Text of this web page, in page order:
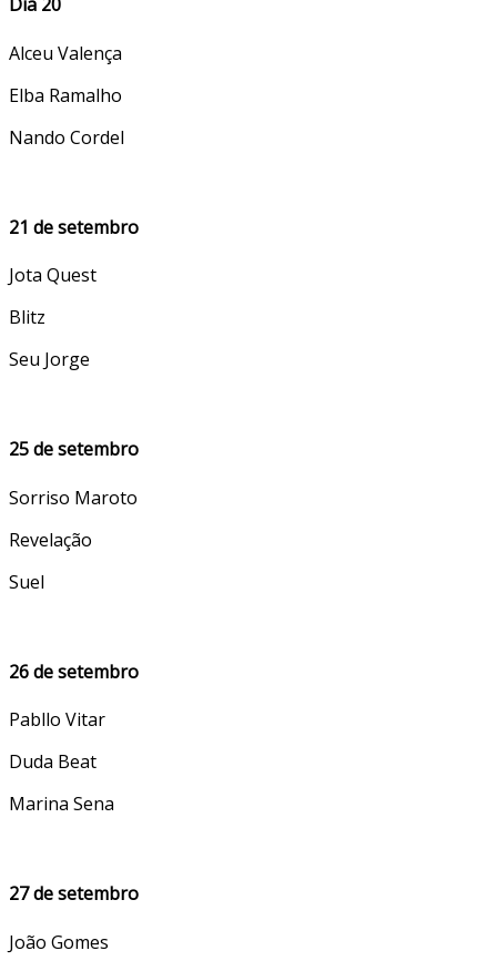
Alceu Valença
Elba Ramalho
Nando Cordel
21 de setembro
Jota Quest
Blitz
Seu Jorge
25 de setembro
Sorriso Maroto
Revelação
Suel
26 de setembro
Pabllo Vitar
Duda Beat
Marina Sena
27 de setembro
João Gomes